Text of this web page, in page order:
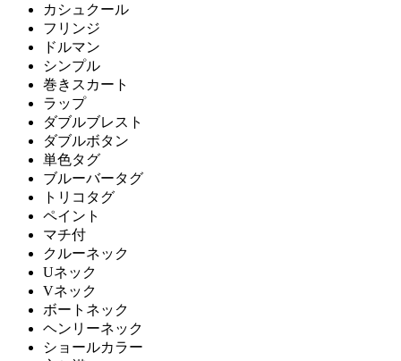
カシュクール
フリンジ
ドルマン
シンプル
巻きスカート
ラップ
ダブルブレスト
ダブルボタン
単色タグ
ブルーバータグ
トリコタグ
ペイント
マチ付
クルーネック
Uネック
Vネック
ボートネック
ヘンリーネック
ショールカラー